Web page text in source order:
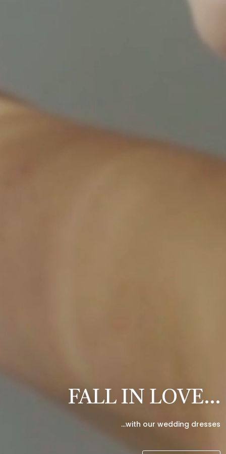
FALL IN LOVE…
…with our wedding dresses